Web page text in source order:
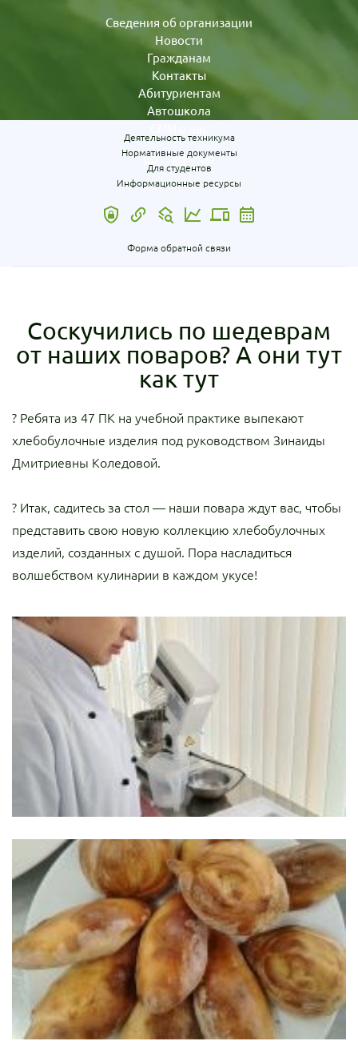
Сведения об организации
Новости
Гражданам
Контакты
Абитуриентам
Автошкола
Деятельность техникума
Нормативные документы
Для студентов
Информационные ресурсы
Форма обратной связи
Соскучились по шедеврам
от наших поваров? А они тут
как тут
? Ребята из 47 ПК на учебной практике выпекают
хлебобулочные изделия под руководством Зинаиды
Дмитриевны Коледовой.
? Итак, садитесь за стол — наши повара ждут вас, чтобы
представить свою новую коллекцию хлебобулочных
изделий, созданных с душой. Пора насладиться
волшебством кулинарии в каждом укусе!